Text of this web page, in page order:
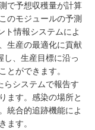
で予想収穫量が計算
のモジュールの予測
ト情報システムによ
生産の最適化に貢献
し、生産目標に沿っ
とができます。
らシステムで報告す
ます。感染の場所と
統合的追跡機能によ
ます。